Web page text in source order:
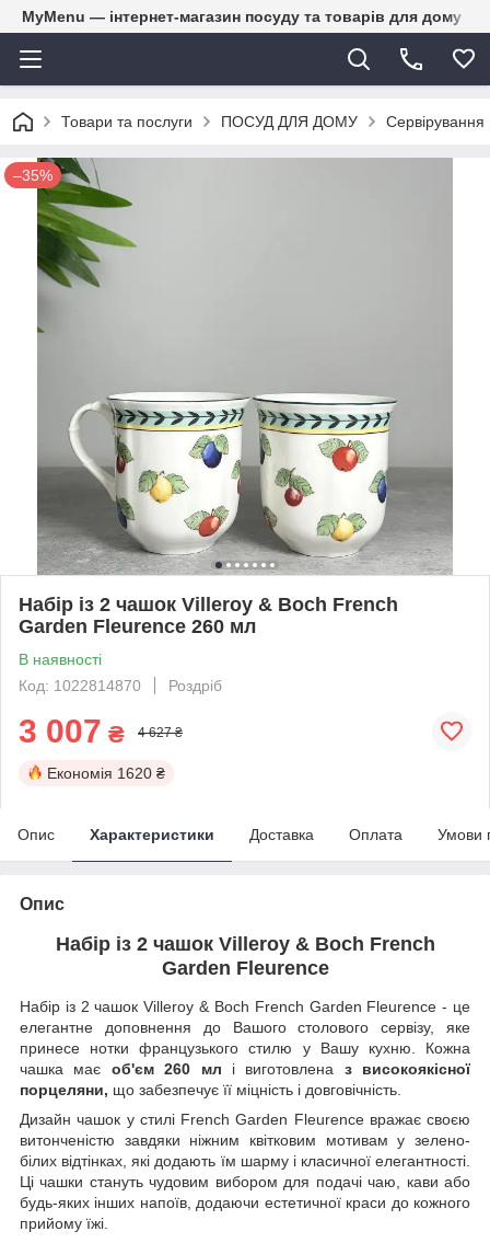
MyMenu — інтернет-магазин посуду та товарів для дому
Товари та послуги ПОСУД ДЛЯ ДОМУ Сервірування
–35%
Набір із 2 чашок Villeroy & Boch French
Garden Fleurence 260 мл
В наявності
Код: 1022814870
Роздріб
3 007 ₴ 4 627 ₴
Економія 1620 ₴
Опис Характеристики Доставка Оплата Умови
Опис
Набір із 2 чашок Villeroy & Boch French
Garden Fleurence
Набір із 2 чашок Villeroy & Boch French Garden Fleurence - це
елегантне доповнення до Вашого столового сервізу, яке
принесе нотки французького стилю у Вашу кухню. Кожна
чашка має об'єм 260 мл і виготовлена з високоякісної
порцеляни, що забезпечує її міцність і довговічність.
Дизайн чашок у стилі French Garden Fleurence вражає своєю
витонченістю завдяки ніжним квітковим мотивам у зелено-
білих відтінках, які додають їм шарму і класичної елегантності.
Ці чашки стануть чудовим вибором для подачі чаю, кави або
будь-яких інших напоїв, додаючи естетичної краси до кожного
прийому їжі.